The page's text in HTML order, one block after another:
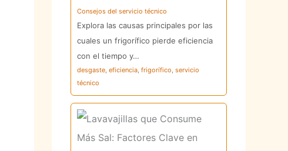
Consejos del servicio técnico
Explora las causas principales por las
cuales un frigorífico pierde eficiencia
con el tiempo y…
desgaste, eficiencia, frigorífico, servicio
técnico